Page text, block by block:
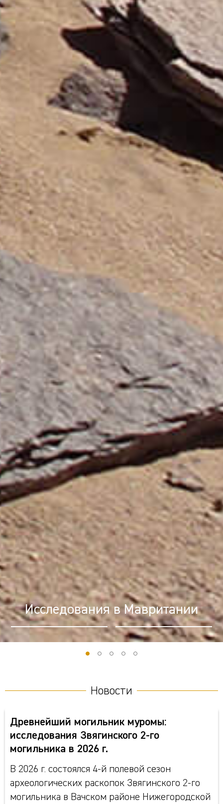
Лазерное сканирование по
технологии LiDAR в Суздале
Новости
Древнейший могильник муромы:
исследования Звягинского 2-го
могильника в 2026 г.
В 2026 г. состоялся 4-й полевой сезон
археологических раскопок Звягинского 2-го
могильника в Вачском районе Нижегородской